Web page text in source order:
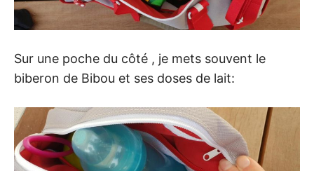
Sur une poche du côté , je mets souvent le
biberon de Bibou et ses doses de lait: